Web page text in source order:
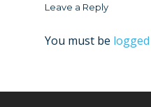
Leave a Reply
You must be